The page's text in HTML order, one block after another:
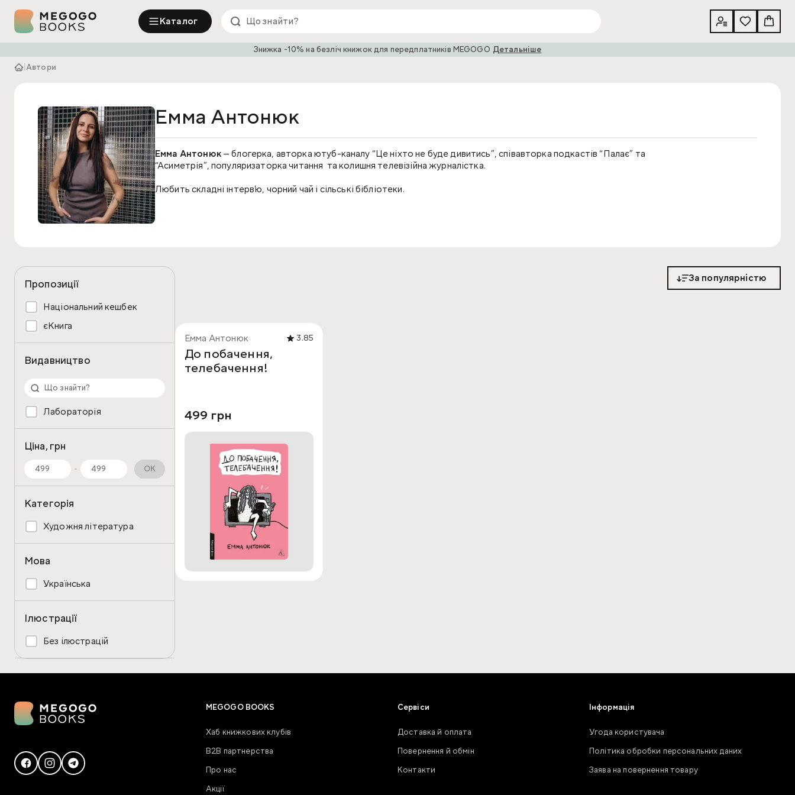
Каталог
Знижка -10% на безліч книжок для передплатників MEGOGO Детальніше
|Автори
Емма Антонюк
Емма Антонюк— блогерка, авторка ютуб-каналу “Це ніхто не буде дивитись”, співавторка подкастів “Палає” та
“Асиметрія”, популяризаторка читання та колишня телевізійна журналістка.
Любить складні інтервʼю, чорний чай і сільські бібліотеки.
Пропозиції
Національний кешбек
єКнига
Видавництво
Лабораторія
Ціна, грн
OK
Категорія
Художня література
Мова
Українська
Ілюстрації
Без ілюстрацій
За популярністю
Емма Антонюк 3.85
До побачення,
телебачення!
499 грн
MEGOGO BOOKS
Хаб книжкових клубів
В2В партнерства
Про нас
Акції
Сервіси
Доставка й оплата
Повернення й обмін
Контакти
Інформація
Угода користувача
Політика обробки персональних даних
Заява на повернення товару